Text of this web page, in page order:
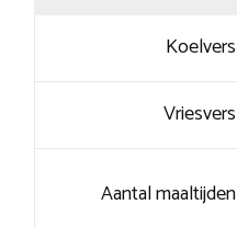
Koelvers
Vriesvers
Aantal maaltijden